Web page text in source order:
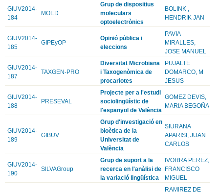
GIUV2014-
184
MOED
Grup de dispositius
moleculars
optoelectrònics
BOLINK ,
HENDRIK JAN
GIUV2014-
185
GIPEyOP
Opinió pública i
eleccions
PAVIA
MIRALLES,
JOSE MANUEL
GIUV2014-
187
TAXGEN-PRO
Diversitat Microbiana
i Taxogenòmica de
procariotes
PUJALTE
DOMARCO, M
JESUS
GIUV2014-
188
PRESEVAL
Projecte per a l'estudi
sociolingüístic de
l'espanyol de València
GOMEZ DEVIS,
MARIA BEGOÑA
GIUV2014-
189
GIBUV
Grup d'investigació en
bioètica de la
Universitat de
València
SIURANA
APARISI, JUAN
CARLOS
GIUV2014-
190
SILVAGroup
Grup de suport a la
recerca en l'anàlisi de
la variació lingüística
IVORRA PEREZ,
FRANCISCO
MIGUEL
RAMIREZ DE